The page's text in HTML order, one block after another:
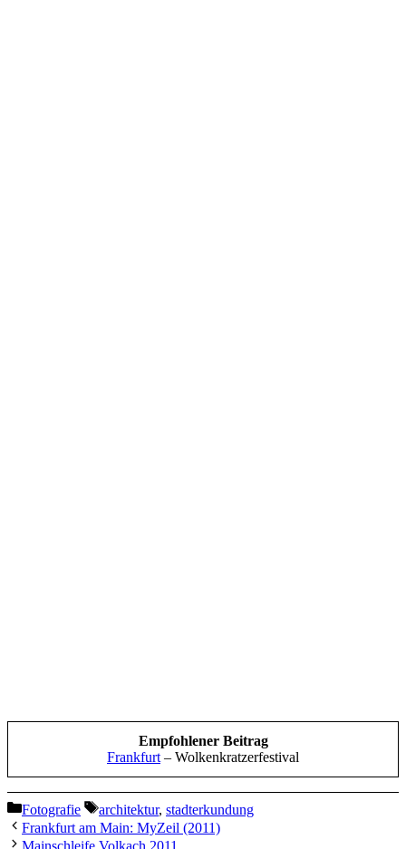
Empfohlener Beitrag
Frankfurt – Wolkenkratzerfestival
Kategorien
Fotografie Schlagwörter
architektur, stadterkundung
Frankfurt am Main: MyZeil (2011)
Mainschleife Volkach 2011